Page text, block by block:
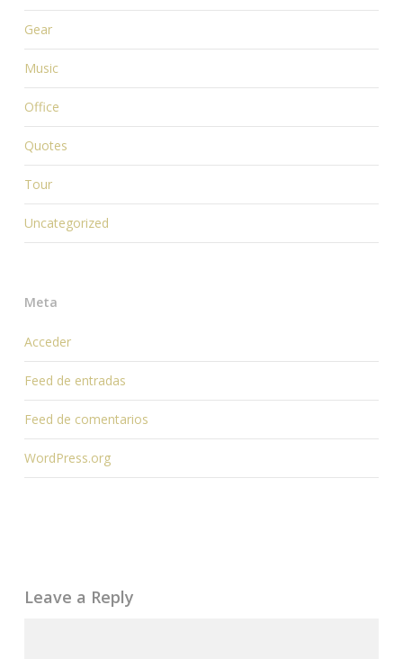
Gear
Music
Office
Quotes
Tour
Uncategorized
Meta
Acceder
Feed de entradas
Feed de comentarios
WordPress.org
Leave a Reply